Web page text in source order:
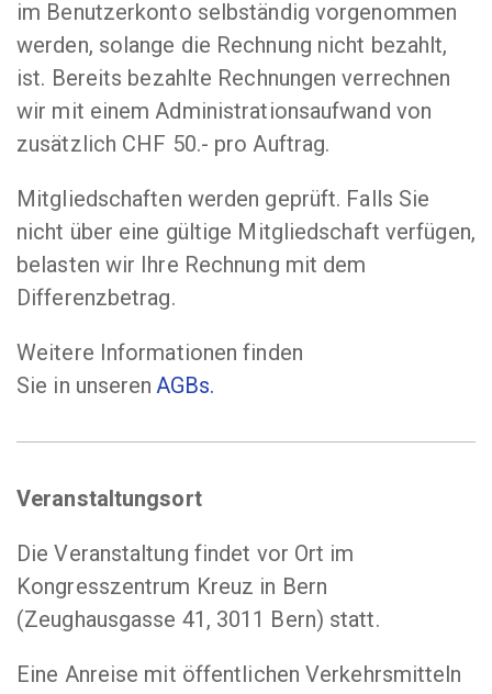
im Benutzerkonto selbständig vorgenommen
werden, solange die Rechnung nicht bezahlt,
ist. Bereits bezahlte Rechnungen verrechnen
wir mit einem Administrationsaufwand von
zusätzlich CHF 50.- pro Auftrag.
Mitgliedschaften werden geprüft. Falls Sie
nicht über eine gültige Mitgliedschaft verfügen,
belasten wir Ihre Rechnung mit dem
Differenzbetrag.
Weitere Informationen finden
Sie in unseren AGBs.
Veranstaltungsort
Die Veranstaltung findet vor Ort im
Kongresszentrum Kreuz in Bern
(Zeughausgasse 41, 3011 Bern) statt.
Eine Anreise mit öffentlichen Verkehrsmitteln